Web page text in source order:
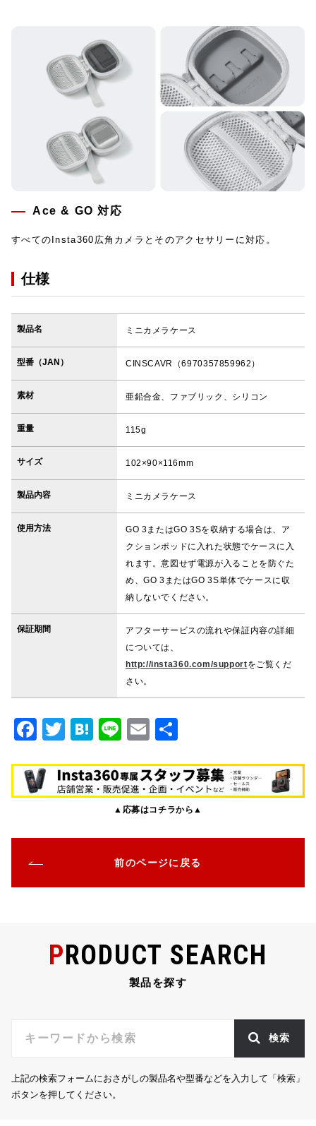
Ace & GO 対応
すべてのInsta360広角カメラとそのアクセサリーに対応。
仕様
製品名 ミニカメラケース
型番（JAN） CINSCAVR（6970357859962）
素材 亜鉛合金、ファブリック、シリコン
重量 115g
サイズ 102×90×116mm
製品内容 ミニカメラケース
使用方法
GO 3またはGO 3Sを収納する場合は、ア
クションポッドに入れた状態でケースに入
れます。意図せず電源が入ることを防ぐた
め、GO 3またはGO 3S単体でケースに収
納しないでください。
保証期間
アフターサービスの流れや保証内容の詳細
については、
http://insta360.com/supportをご覧くだ
さい。
F
c
e
o
o
k
T
it
te
H
e
n
Li
e
E
ai
l
▲応募はコチラから▲
前のページに戻る
PRODUCT SEARCH
製品を探す
検索
上記の検索フォームにおさがしの製品名や型番などを入力して「検索」
ボタンを押してください。